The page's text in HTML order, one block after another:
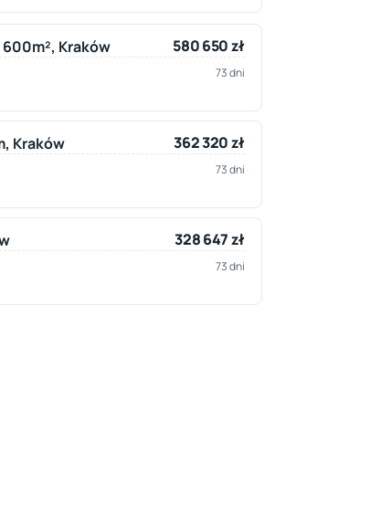
Kraków 580 650 zł
73 dni
Kraków 362 320 zł
73 dni
328 647 zł
73 dni